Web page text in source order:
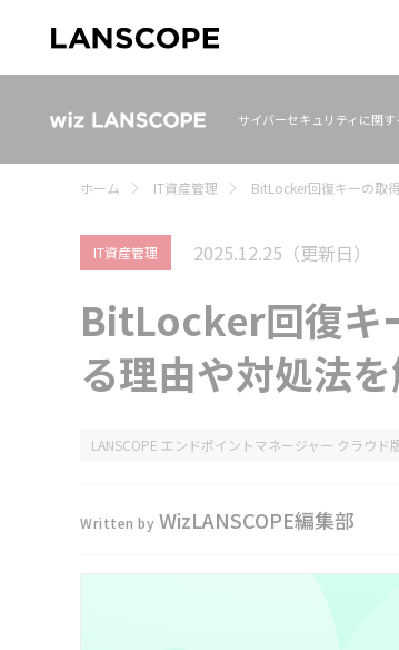
サイバーセキュリティに関
ホーム IT資産管理 BitLocker回復キーの取
IT資産管理 2025.12.25 （更新日）
BitLocker回復キ
る理由や対処法
LANSCOPE エンドポイントマネージャー クラウド
Written by WizLANSCOPE編集部